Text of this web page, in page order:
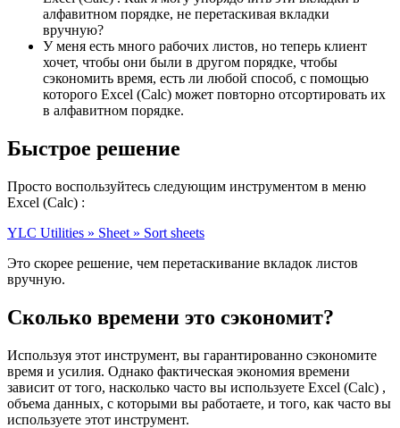
алфавитном порядке, не перетаскивая вкладки
вручную?
У меня есть много рабочих листов, но теперь клиент
хочет, чтобы они были в другом порядке, чтобы
сэкономить время, есть ли любой способ, с помощью
которого Excel (Calc) может повторно отсортировать их
в алфавитном порядке.
Быстрое решение
Просто воспользуйтесь следующим инструментом в меню
Excel (Calc) :
YLC Utilities » Sheet » Sort sheets
Это скорее решение, чем перетаскивание вкладок листов
вручную.
Сколько времени это сэкономит?
Используя этот инструмент, вы гарантированно сэкономите
время и усилия. Однако фактическая экономия времени
зависит от того, насколько часто вы используете Excel (Calc) ,
объема данных, с которыми вы работаете, и того, как часто вы
используете этот инструмент.